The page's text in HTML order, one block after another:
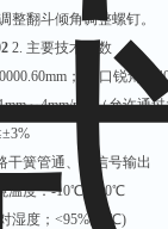
整翻斗倾角调整螺钉。
2. 主要技术参数
； 刃口锐
～4mm/min（允许通过
干簧管通、断信号输出
温度：-10℃～50℃
<95%(40℃)